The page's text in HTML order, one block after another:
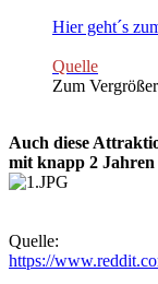
Hier geht´s
Quelle
Zum
Auch diese
mit knapp 2
Quelle:
https://